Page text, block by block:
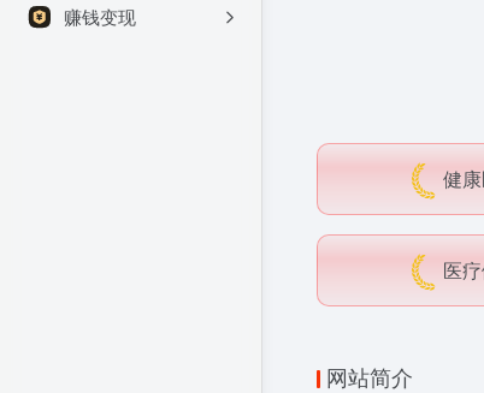
赚钱变现
健
医
网站简介